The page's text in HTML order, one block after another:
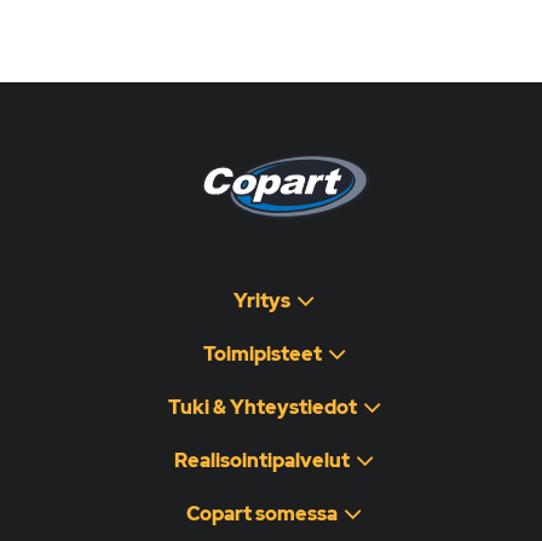
Yritys
Toimipisteet
Tuki & Yhteystiedot
Realisointipalvelut
Copart somessa